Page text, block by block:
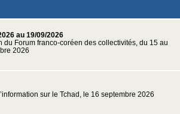
au 19/09/2026
du Forum franco-coréen des collectivités, du 15 au
2026
sur le Tchad, le 16 septembre 2026